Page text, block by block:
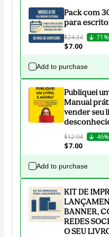
Pack com
para
$24.34 71%
$7.00
Add to purchase
Publiquei
Manual
vender seu
$12.94 46%
$7.00
Add to purchase
KIT DE
BANNER,
REDES
O SEU